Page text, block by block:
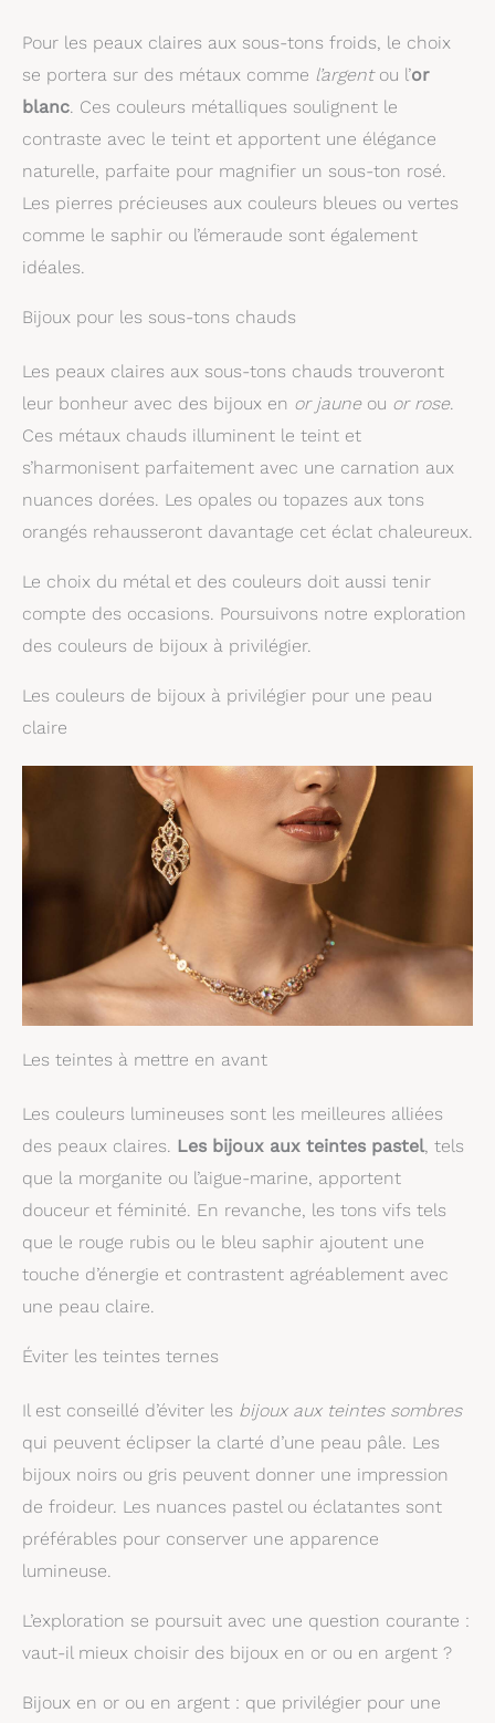
Pour les peaux claires aux sous-tons froids, le choix
se portera sur des métaux comme l’argentou l’or
blanc . Ces couleurs métalliques soulignent le
contraste avec le teint et apportent une élégance
naturelle, parfaite pour magnifier un sous-ton rosé.
Les pierres précieuses aux couleurs bleues ou vertes
comme le saphir ou l’émeraude sont également
idéales.
Bijoux pour les sous-tons chauds
Les peaux claires aux sous-tons chauds trouveront
leur bonheur avec des bijoux en or jauneou or rose.
Ces métaux chauds illuminent le teint et
s’harmonisent parfaitement avec une carnation aux
nuances dorées. Les opales ou topazes aux tons
orangés rehausseront davantage cet éclat chaleureux.
Le choix du métal et des couleurs doit aussi tenir
compte des occasions. Poursuivons notre exploration
des couleurs de bijoux à privilégier.
Les couleurs de bijoux à privilégier pour une peau
claire
Les teintes à mettre en avant
Les couleurs lumineuses sont les meilleures alliées
des peaux claires. Les bijoux aux teintes pastel, tels
que la morganite ou l’aigue-marine, apportent
douceur et féminité. En revanche, les tons vifs tels
que le rouge rubis ou le bleu saphir ajoutent une
touche d’énergie et contrastent agréablement avec
une peau claire.
Éviter les teintes ternes
Il est conseillé d’éviter les bijoux aux teintes sombres
qui peuvent éclipser la clarté d’une peau pâle. Les
bijoux noirs ou gris peuvent donner une impression
de froideur. Les nuances pastel ou éclatantes sont
préférables pour conserver une apparence
lumineuse.
L’exploration se poursuit avec une question courante :
vaut-il mieux choisir des bijoux en or ou en argent ?
Bijoux en or ou en argent : que privilégier pour une